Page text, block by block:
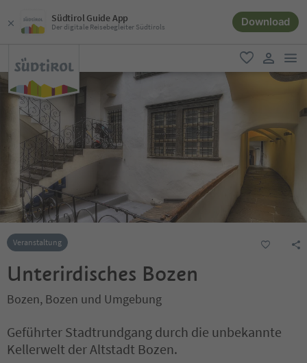
Südtirol Guide App
Der digitale Reisebegleiter Südtirols Download
favorit
user link
Veranstaltung
Unterirdisches Bozen
Bozen, Bozen und Umgebung
Geführter Stadtrundgang durch die unbekannte
Kellerwelt der Altstadt Bozen.